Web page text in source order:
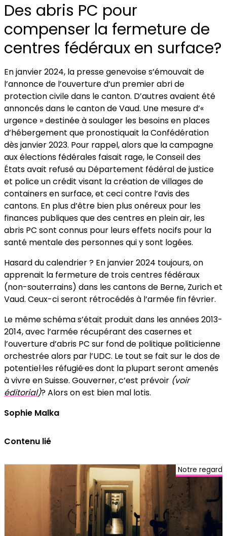
Des abris PC pour
compenser la fermeture de
centres fédéraux en surface?
En janvier 2024, la presse genevoise s’émouvait de
l’annonce de l’ouverture d’un premier abri de
protection civile dans le canton. D’autres avaient été
annoncés dans le canton de Vaud. Une mesure d’«
urgence » destinée à soulager les besoins en places
d’hébergement que pronostiquait la Confédération
dès janvier 2023. Pour rappel, alors que la campagne
aux élections fédérales faisait rage, le Conseil des
États avait refusé au Département fédéral de justice
et police un crédit visant la création de villages de
containers en surface, et ceci contre l’avis des
cantons. En plus d’être bien plus onéreux pour les
finances publiques que des centres en plein air, les
abris PC sont connus pour leurs effets nocifs pour la
santé mentale des personnes qui y sont logées.
Hasard du calendrier ? En janvier 2024 toujours, on
apprenait la fermeture de trois centres fédéraux
(non-souterrains) dans les cantons de Berne, Zurich et
Vaud. Ceux-ci seront rétrocédés à l’armée fin février.
Le même schéma s’était produit dans les années 2013-
2014, avec l’armée récupérant des casernes et
l’ouverture d’abris PC sur fond de politique politicienne
orchestrée alors par l’UDC. Le tout se fait sur le dos de
potentiel·les réfugié·es dont la plupart seront amenés
à vivre en Suisse. Gouverner, c’est prévoir (voir
éditorial)? Alors on est bien mal lotis.
Sophie Malka
Contenu lié
Notre regard